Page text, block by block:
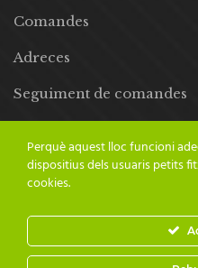
Comandes
Adreces
Seguiment de comandes
© 2024 Adesiara Editorial |
Perquè aquest lloc funcioni
dispositius dels usuaris petits
cookies.